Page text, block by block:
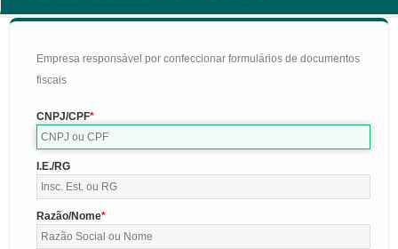
Empresa responsável por confeccionar formulários de documentos
fiscais
CNPJ/CPF
I.E./RG
Razão/Nome